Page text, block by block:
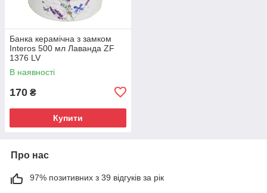
Банка керамічна з замком
Interos 500 мл Лаванда ZF
1376 LV
В наявності
170 ₴
Купити
Про нас
97% позитивних з 39 відгуків за рік